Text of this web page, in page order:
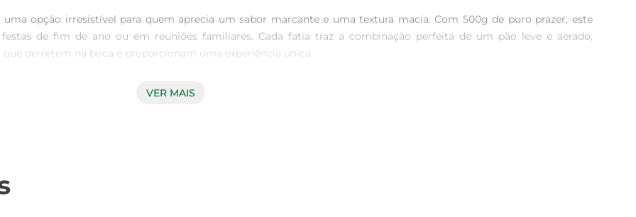
opção irresistível para quem aprecia um sabor marcante e uma textura macia. Com 500g de puro prazer, este
de fim de ano ou em reuniões familiares. Cada fatia traz a combinação perfeita de um pão leve e aerado,
derretem na boca e proporcionam uma experiência única.
Pode ser apreciado puro, acompanhado de um café ou chá, ou ainda utilizado em receitas criativas, como
VER MAIS